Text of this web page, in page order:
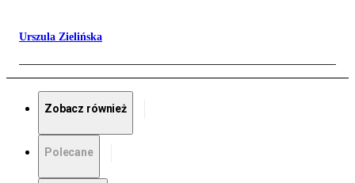
Urszula Zielińska
Zobacz również
Polecane